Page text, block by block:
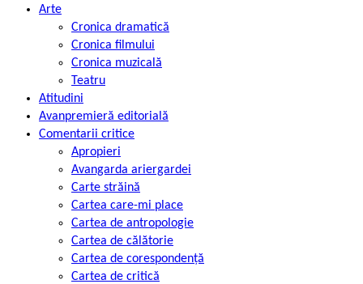
Arte
Cronica dramatică
Cronica filmului
Cronica muzicală
Teatru
Atitudini
Avanpremieră editorială
Comentarii critice
Apropieri
Avangarda ariergardei
Carte străină
Cartea care-mi place
Cartea de antropologie
Cartea de călătorie
Cartea de corespondență
Cartea de critică